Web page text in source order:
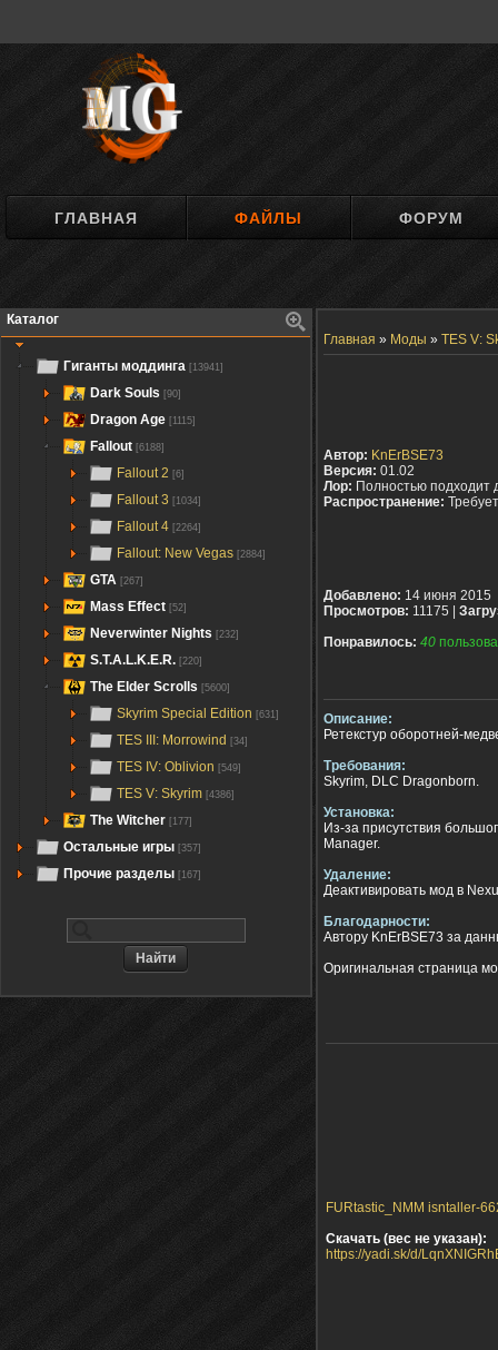
ГЛАВНАЯ ФАЙЛЫ ФОРУМ
Каталог
Гиганты моддинга [13941]
Dark Souls [90]
Dragon Age [1115]
Fallout [6188]
Fallout 2 [6]
Fallout 3 [1034]
Fallout 4 [2264]
Fallout: New Vegas [2884]
GTA [267]
Mass Effect [52]
Neverwinter Nights [232]
S.T.A.L.K.E.R. [220]
The Elder Scrolls [5600]
Skyrim Special Edition [631]
TES III: Morrowind [34]
TES IV: Oblivion [549]
TES V: Skyrim [4386]
The Witcher [177]
Остальные игры [357]
Прочие разделы [167]
Главная » Моды » TES V:
Автор: KnErBSE73
Версия: 01.02
Лор: Полностью подходит
Распространение:
Добавлено: 14 июня 2015
Просмотров: 11175 |
Понравилось: 40
Описание:
Ретекстур оборотней-
Требования:
Skyrim, DLC Dragonborn.
Установка:
Из-за присутствия
Manager.
Удаление:
Деактивировать мод в
Благодарности:
Автору KnErBSE73 за
Оригинальная страница
FURtastic_NMM isntaller-
Скачать (вес не указан):
https://yadi.sk/d/